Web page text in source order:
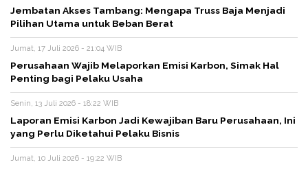
Jembatan Akses Tambang: Mengapa Truss Baja Menjadi
Pilihan Utama untuk Beban Berat
Jumat, 17 Juli 2026 - 21:04 WIB
Perusahaan Wajib Melaporkan Emisi Karbon, Simak Hal
Penting bagi Pelaku Usaha
Senin, 13 Juli 2026 - 18:22 WIB
Laporan Emisi Karbon Jadi Kewajiban Baru Perusahaan, Ini
yang Perlu Diketahui Pelaku Bisnis
Jumat, 10 Juli 2026 - 19:22 WIB